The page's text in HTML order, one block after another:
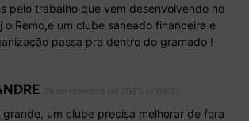
pelo trabalho que vem desenvolvendo no
o Remo,e um clube saneado financeira e
passa pra dentro do gramado !
grande, um clube precisa melhorar de fora